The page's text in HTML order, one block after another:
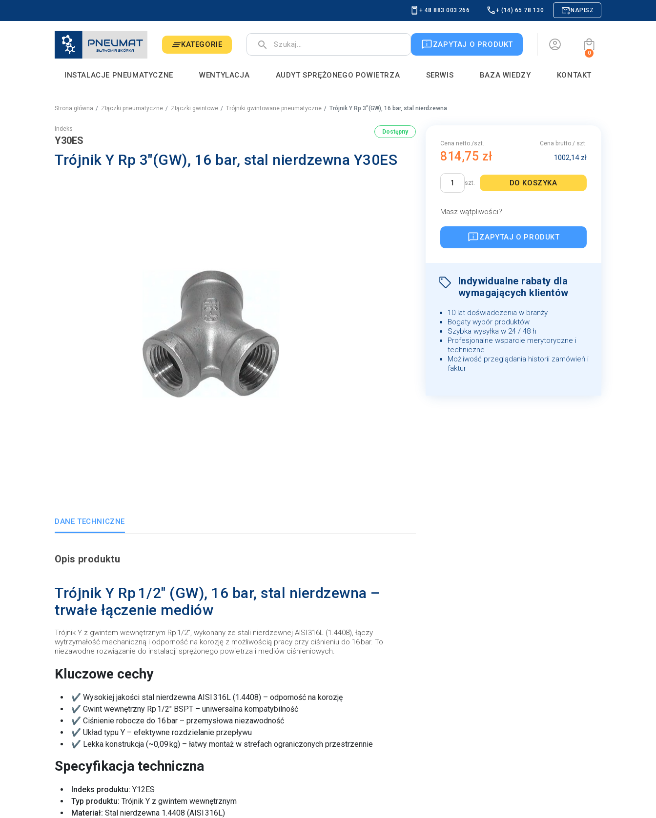
+ 48 883 003 266 + (14) 65 78 130 NAPISZ
search ZAPYTAJ O PRODUKT
0
INSTALACJE PNEUMATYCZNE WENTYLACJA AUDYT SPRĘŻONEGO POWIETRZA SERWIS BAZA WIEDZY KONTAKT
KATEGORIE
Strona główna Złączki pneumatyczne Złączki gwintowe Trójniki gwintowane pneumatyczne Trójnik Y Rp 3"(GW), 16 bar, stal nierdzewna
Indeks
Y30ES
Dostępny
Trójnik Y Rp 3"(GW), 16 bar, stal nierdzewna Y30ES
DANE TECHNICZNE
Opis produktu
Trójnik Y Rp 1/2" (GW), 16 bar, stal nierdzewna –
trwałe łączenie mediów
Trójnik Y z gwintem wewnętrznym Rp 1/2", wykonany ze stali nierdzewnej AISI 316L (1.4408), łączy
wytrzymałość mechaniczną i odporność na korozję z możliwością pracy przy ciśnieniu do 16 bar. To
niezawodne rozwiązanie do instalacji sprężonego powietrza i mediów ciśnieniowych.
Kluczowe cechy
✔ Wysokiej jakości stal nierdzewna AISI 316L (1.4408) – odporność na korozję
✔ Gwint wewnętrzny Rp 1/2" BSPT – uniwersalna kompatybilność
✔ Ciśnienie robocze do 16 bar – przemysłowa niezawodność
✔ Układ typu Y – efektywne rozdzielanie przepływu
✔ Lekka konstrukcja (~0,09 kg) – łatwy montaż w strefach ograniczonych przestrzennie
Specyfikacja techniczna
Indeks produktu: Y12ES
Typ produktu: Trójnik Y z gwintem wewnętrznym
Materiał: Stal nierdzewna 1.4408 (AISI 316L)
Cena netto /szt.
814,75 zł
Cena brutto / szt.
1002,14 zł
szt. DO KOSZYKA
Masz wątpliwości?
ZAPYTAJ O PRODUKT
Indywidualne rabaty dla
wymagających klientów
10 lat doświadczenia w branży
Bogaty wybór produktów
Szybka wysyłka w 24 / 48 h
Profesjonalne wsparcie merytoryczne i
techniczne
Możliwość przeglądania historii zamówień i
faktur